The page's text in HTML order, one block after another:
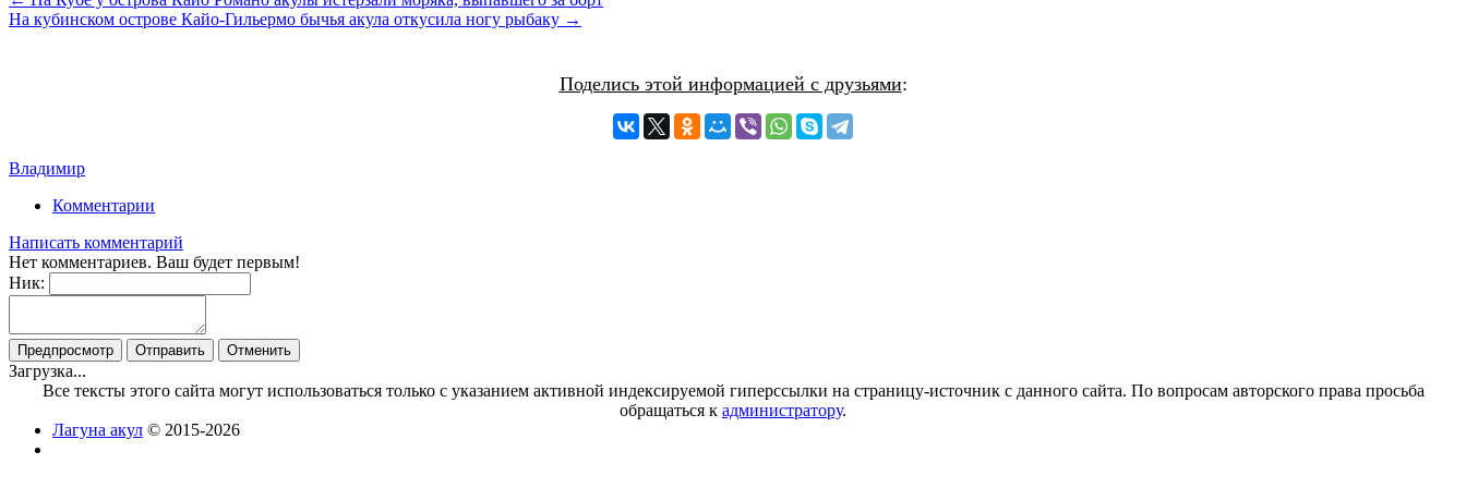
На кубинском острове Кайо-Гильермо бычья акула откусила ногу рыбаку →
Поделись этой информацией с друзьями:
Владимир
Комментарии
Написать комментарий
Нет комментариев. Ваш будет первым!
Ник:
Загрузка...
Все тексты этого сайта могут использоваться только с указанием активной индексируемой гиперссылки на страницу-источник с данного сайта. По вопросам авторского права просьба
обращаться к администратору.
Лагуна акул © 2015-2026